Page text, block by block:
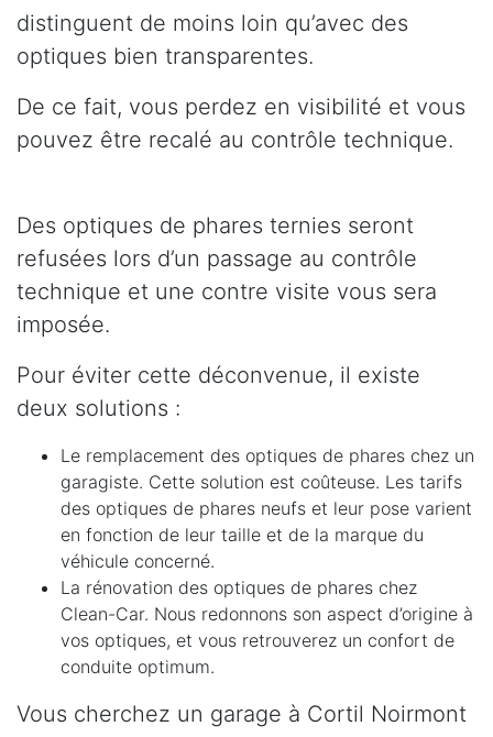
distinguent de moins loin qu’avec des
optiques bien transparentes.
De ce fait, vous perdez en visibilité et vous
pouvez être recalé au contrôle technique.
Des optiques de phares ternies seront
refusées lors d’un passage au contrôle
technique et une contre visite vous sera
imposée.
Pour éviter cette déconvenue, il existe
deux solutions :
Le remplacement des optiques de phares chez un
garagiste. Cette solution est coûteuse. Les tarifs
des optiques de phares neufs et leur pose varient
en fonction de leur taille et de la marque du
véhicule concerné.
La rénovation des optiques de phares chez
Clean-Car. Nous redonnons son aspect d’origine à
vos optiques, et vous retrouverez un confort de
conduite optimum.
Vous cherchez un garage à Cortil Noirmont